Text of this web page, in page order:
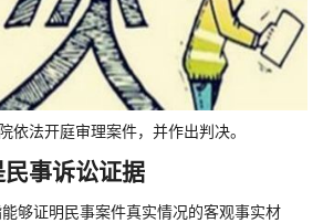
法开庭审理案件，并作出判决。
事诉讼证据
证明民事案件真实情况的客观事实材